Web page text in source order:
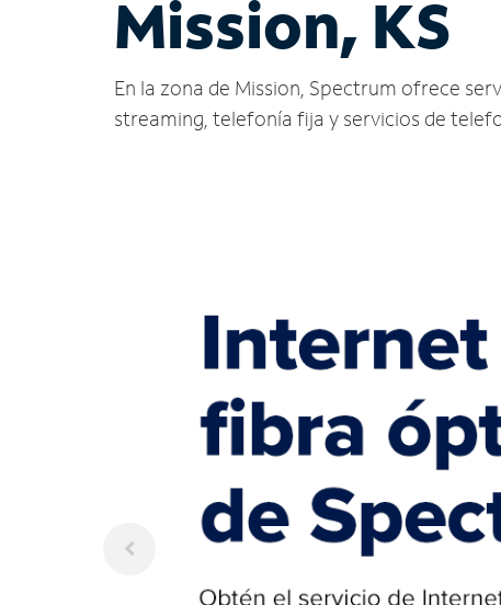
Mission, KS
En la zona de Mission, Spectrum ofrece
streaming, telefonía fija y servicios de